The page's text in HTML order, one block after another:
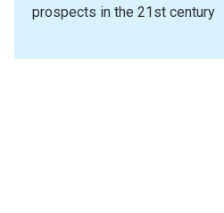
prospects in the 21st century